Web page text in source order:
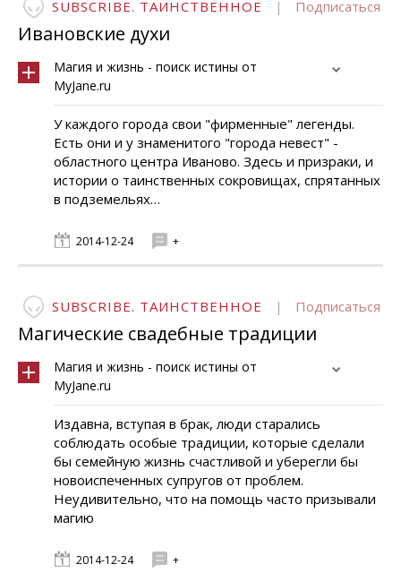
SUBSCRIBE. ТАИНСТВЕННОЕ | Подписаться
Ивановские духи
Магия и жизнь - поиск истины от
MyJane.ru
У каждого города свои "фирменные" легенды.
Есть они и у знаменитого "города невест" -
областного центра Иваново. Здесь и призраки, и
истории о таинственных сокровищах, спрятанных
в подземельях…
2014-12-24 +
SUBSCRIBE. ТАИНСТВЕННОЕ | Подписаться
Магические свадебные традиции
Магия и жизнь - поиск истины от
MyJane.ru
Издавна, вступая в брак, люди старались
соблюдать особые традиции, которые сделали
бы семейную жизнь счастливой и уберегли бы
новоиспеченных супругов от проблем.
Неудивительно, что на помощь часто призывали
магию
2014-12-24 +